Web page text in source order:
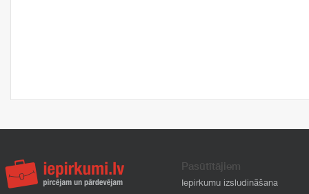
Pasūtītājiem
Iepirkumu izsludināšana